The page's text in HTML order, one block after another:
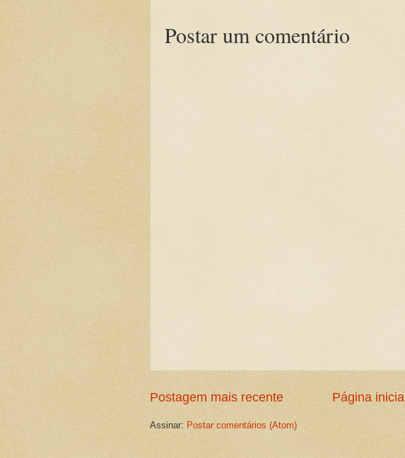
Postar um comentário
Postagem mais recente Página inicial
Assinar: Postar comentários (Atom)